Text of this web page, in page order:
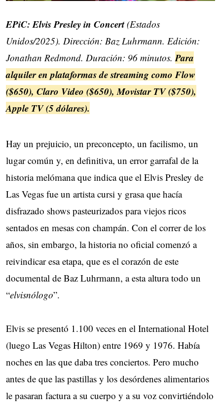
EPiC: Elvis Presley in Concert(Estados
Unidos/2025). Dirección: Baz Luhrmann. Edición:
Jonathan Redmond. Duración: 96 minutos. Para
alquiler en plataformas de streaming como Flow
($650), Claro Video ($650), Movistar TV ($750),
Apple TV (5 dólares).
Hay un prejuicio, un preconcepto, un facilismo, un
lugar común y, en definitiva, un error garrafal de la
historia melómana que indica que el Elvis Presley de
Las Vegas fue un artista cursi y grasa que hacía
disfrazado shows pasteurizados para viejos ricos
sentados en mesas con champán. Con el correr de los
años, sin embargo, la historia no oficial comenzó a
reivindicar esa etapa, que es el corazón de este
documental de Baz Luhrmann, a esta altura todo un
“elvisnólogo”.
Elvis se presentó 1.100 veces en el International Hotel
(luego Las Vegas Hilton) entre 1969 y 1976. Había
noches en las que daba tres conciertos. Pero mucho
antes de que las pastillas y los desórdenes alimentarios
le pasaran factura a su cuerpo y a su voz convirtiéndolo